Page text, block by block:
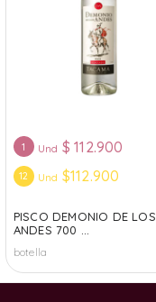
1 Und $ 112.900
12 Und $112.900
PISCO DEMONIO DE LOS
ANDES 700 ...
botella